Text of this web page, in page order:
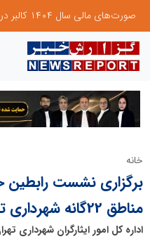
خانه
برگزاری نشست رابطین
مناطق 22گانه شهرداری تهران
اداره کل امور ایثارگران شهرداری